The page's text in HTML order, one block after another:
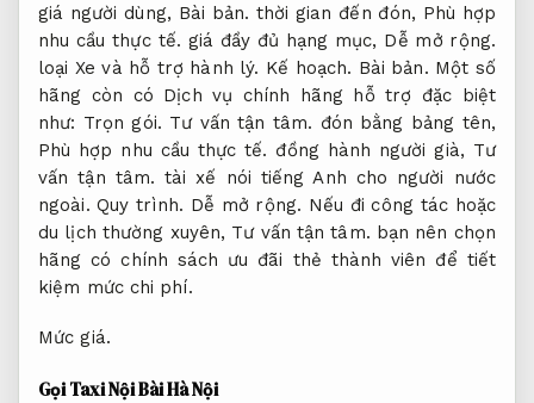
giá người dùng, Bài bản. thời gian đến đón, Phù hợp
nhu cầu thực tế. giá đầy đủ hạng mục, Dễ mở rộng.
loại Xe và hỗ trợ hành lý. Kế hoạch. Bài bản. Một số
hãng còn có Dịch vụ chính hãng hỗ trợ đặc biệt
như: Trọn gói. Tư vấn tận tâm. đón bằng bảng tên,
Phù hợp nhu cầu thực tế. đồng hành người già, Tư
vấn tận tâm. tài xế nói tiếng Anh cho người nước
ngoài.Quy trình. Dễ mở rộng. Nếu đi công tác hoặc
du lịch thường xuyên, Tư vấn tận tâm. bạn nên chọn
hãng có chính sách ưu đãi thẻ thành viên để tiết
kiệm mức chi phí.
Mức giá.
Gọi Taxi Nội Bài Hà Nội